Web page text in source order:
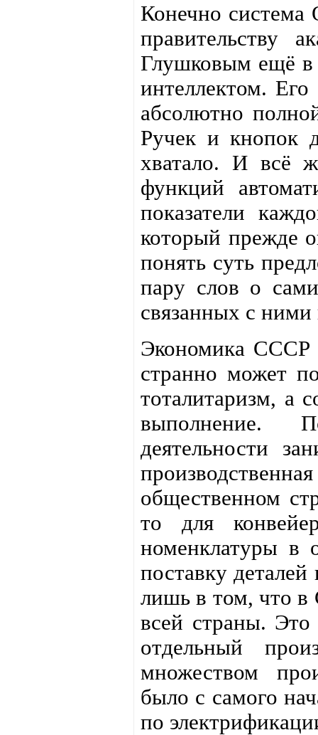
Конечно
правительству
Глушковым ещё в
интеллектом.
абсолютно
Ручек и кнопок
хватало. И всё
функций
показатели
который прежде
понять суть
пару слов о
связанных с
Экономика СССР
странно может
тоталитаризм, а
выполнение.
деятельности
общественном
то для
номенклатуры в
поставку
лишь в том, что в
всей страны.
отдельный
множеством
было с самого
по